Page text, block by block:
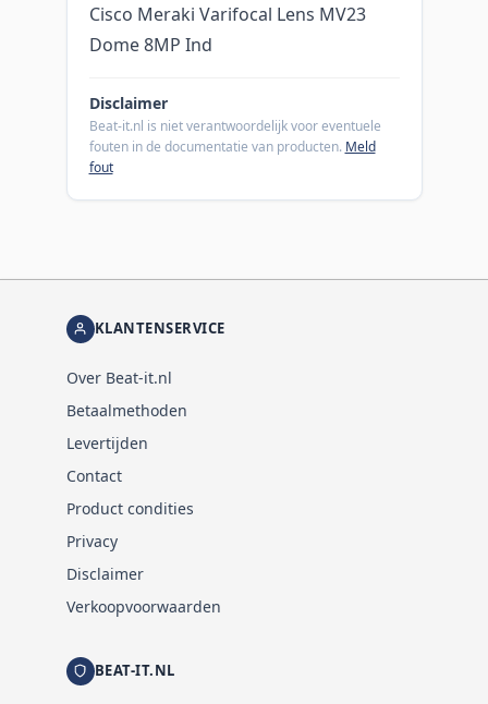
Cisco Meraki Varifocal Lens MV23
Dome 8MP Ind
Disclaimer
Beat-it.nl is niet verantwoordelijk voor eventuele
fouten in de documentatie van producten. Meld
fout
KLANTENSERVICE
Over Beat-it.nl
Betaalmethoden
Levertijden
Contact
Product condities
Privacy
Disclaimer
Verkoopvoorwaarden
BEAT-IT.NL